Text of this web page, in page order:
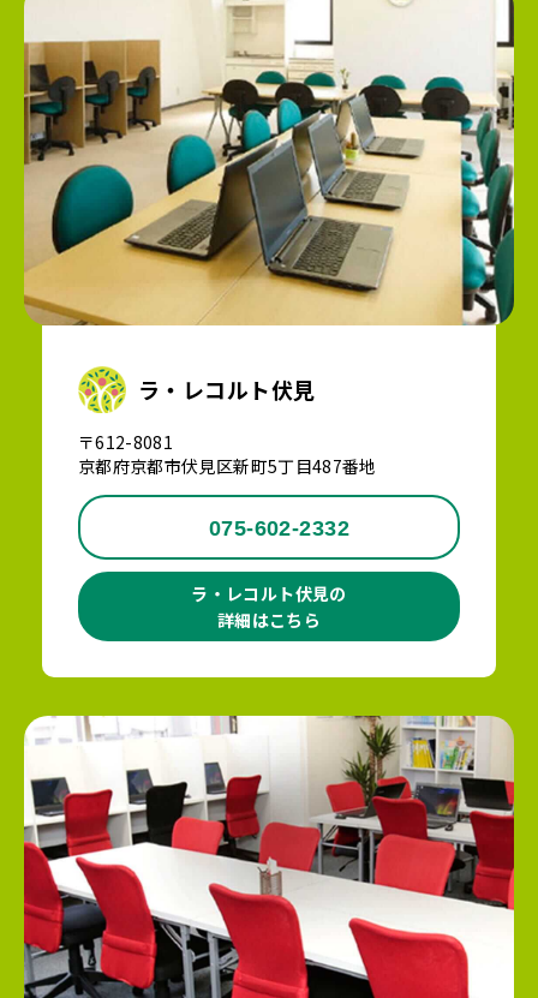
ラ・レコルト伏見
〒612-8081
京都府京都市伏見区新町5丁目487番地
075-602-2332
ラ・レコルト伏見の
詳細はこちら